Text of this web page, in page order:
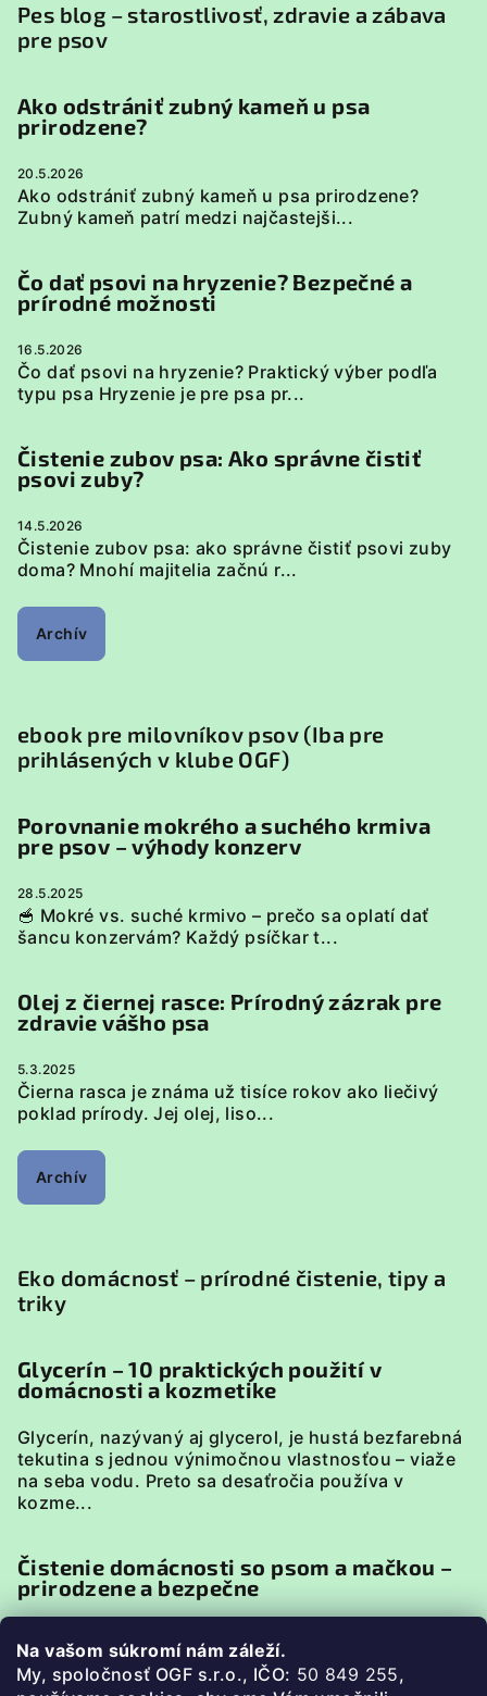
Na vašom súkromí nám záleží.
My, spoločnosť OGF s.r.o., IČO: 50 849 255,
Pes blog – starostlivosť, zdravie a zábava
pre psov
Ako odstrániť zubný kameň u psa
prirodzene?
20.5.2026
Ako odstrániť zubný kameň u psa prirodzene?
Zubný kameň patrí medzi najčastejši...
Čo dať psovi na hryzenie? Bezpečné a
prírodné možnosti
16.5.2026
Čo dať psovi na hryzenie? Praktický výber podľa
typu psa Hryzenie je pre psa pr...
Čistenie zubov psa: Ako správne čistiť
psovi zuby?
14.5.2026
Čistenie zubov psa: ako správne čistiť psovi zuby
doma? Mnohí majitelia začnú r...
Archív
ebook pre milovníkov psov (Iba pre
prihlásených v klube OGF)
Porovnanie mokrého a suchého krmiva
pre psov – výhody konzerv
28.5.2025
🥣 Mokré vs. suché krmivo – prečo sa oplatí dať
šancu konzervám? Každý psíčkar t...
Olej z čiernej rasce: Prírodný zázrak pre
zdravie vášho psa
5.3.2025
Čierna rasca je známa už tisíce rokov ako liečivý
poklad prírody. Jej olej, liso...
Archív
Eko domácnosť – prírodné čistenie, tipy a
triky
Glycerín – 10 praktických použití v
domácnosti a kozmetike
Glycerín, nazývaný aj glycerol, je hustá bezfarebná
tekutina s jednou výnimočnou vlastnosťou – viaže
na seba vodu. Preto sa desaťročia používa v
kozme...
Čistenie domácnosti so psom a mačkou –
prirodzene a bezpečne
špecifiká. Zvieratá sú v neustálom kontakte s
podlahou, pelieškami, miskami či textíliami, preto je